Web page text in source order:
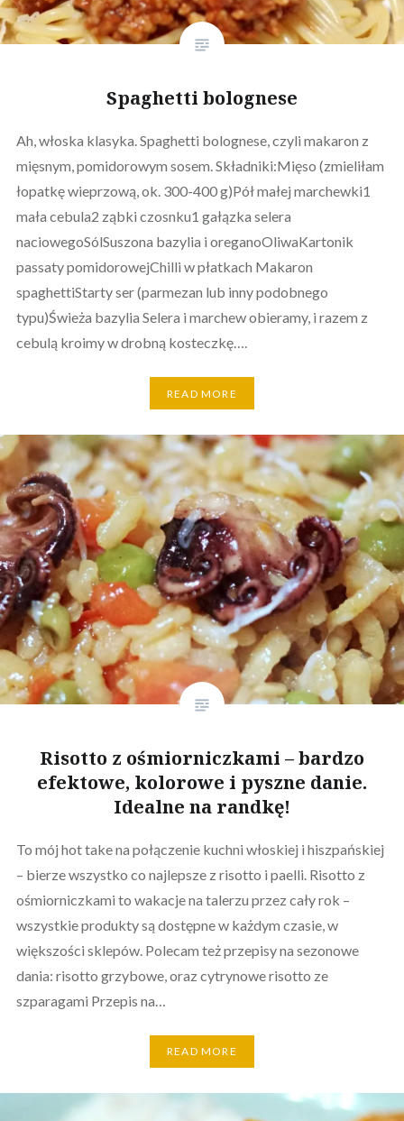
Spaghetti bolognese
Ah, włoska klasyka. Spaghetti bolognese, czyli makaron z
mięsnym, pomidorowym sosem. Składniki:Mięso (zmieliłam
łopatkę wieprzową, ok. 300-400 g)Pół małej marchewki1
mała cebula2 ząbki czosnku1 gałązka selera
naciowegoSólSuszona bazylia i oreganoOliwaKartonik
passaty pomidorowejChilli w płatkach Makaron
spaghettiStarty ser (parmezan lub inny podobnego
typu)Świeża bazylia Selera i marchew obieramy, i razem z
cebulą kroimy w drobną kosteczkę….
READ MORE
Risotto z ośmiorniczkami – bardzo
efektowe, kolorowe i pyszne danie.
Idealne na randkę!
To mój hot take na połączenie kuchni włoskiej i hiszpańskiej
– bierze wszystko co najlepsze z risotto i paelli. Risotto z
ośmiorniczkami to wakacje na talerzu przez cały rok –
wszystkie produkty są dostępne w każdym czasie, w
większości sklepów. Polecam też przepisy na sezonowe
dania: risotto grzybowe, oraz cytrynowe risotto ze
szparagami Przepis na…
READ MORE